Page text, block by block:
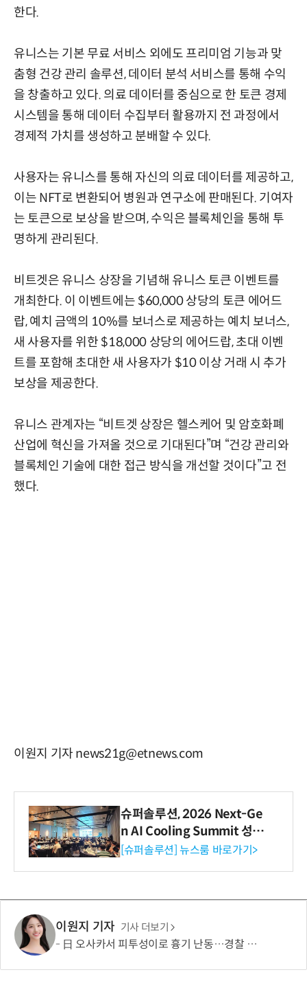
한다.
유니스는 기본 무료 서비스 외에도 프리미엄 기능과 맞
춤형 건강 관리 솔루션, 데이터 분석 서비스를 통해 수익
을 창출하고 있다. 의료 데이터를 중심으로 한 토큰 경제
시스템을 통해 데이터 수집부터 활용까지 전 과정에서
경제적 가치를 생성하고 분배할 수 있다.
사용자는 유니스를 통해 자신의 의료 데이터를 제공하고,
이는 NFT로 변환되어 병원과 연구소에 판매된다. 기여자
는 토큰으로 보상을 받으며, 수익은 블록체인을 통해 투
명하게 관리된다.
비트겟은 유니스 상장을 기념해 유니스 토큰 이벤트를
개최한다. 이 이벤트에는 $60,000 상당의 토큰 에어드
랍, 예치 금액의 10%를 보너스로 제공하는 예치 보너스,
새 사용자를 위한 $18,000 상당의 에어드랍, 초대 이벤
트를 포함해 초대한 새 사용자가 $10 이상 거래 시 추가
보상을 제공한다.
유니스 관계자는 “비트겟 상장은 헬스케어 및 암호화폐
산업에 혁신을 가져올 것으로 기대된다”며 “건강 관리와
블록체인 기술에 대한 접근 방식을 개선할 것이다”고 전
했다.
이원지 기자 news21g@etnews.com
슈퍼솔루션, 2026 Next-Ge
n AI Cooling Summit 성황
리 성료
[슈퍼솔루션] 뉴스룸 바로가기>
이원지 기자 기사 더보기
日 오사카서 피투성이로 흉기 난동…경찰 실탄 맞고 사망